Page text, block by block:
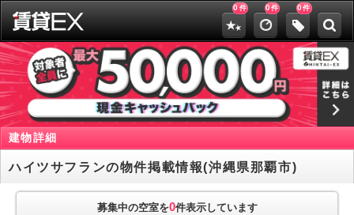
0 件 0件 0件
建物詳細
ハイツサフランの物件掲載情報(沖縄県那覇市)
募集中の空室を0件表示しています